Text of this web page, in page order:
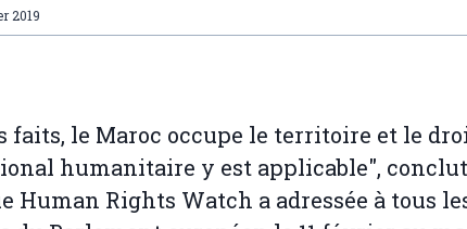
2019
faits, le Maroc occupe le territoire et le
humanitaire y est applicable",
Human Rights Watch a adressée à tous